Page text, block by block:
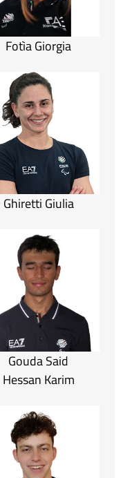
Fotìa Giorgia
Ghiretti Giulia
Gouda Said
Hessan Karim